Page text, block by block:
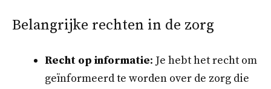
Belangrijke rechten in de zorg
Recht op informatie: Je hebt het recht om
geïnformeerd te worden over de zorg die